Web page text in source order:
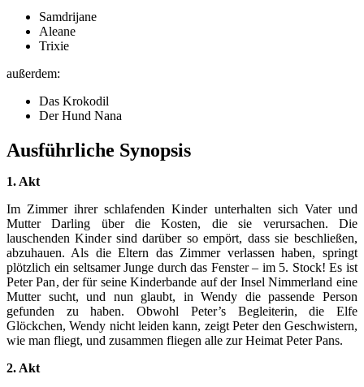
Samdrijane
Aleane
Trixie
außerdem:
Das Krokodil
Der Hund Nana
Ausführliche Synopsis
1. Akt
Im Zimmer ihrer schlafenden Kinder unterhalten sich Vater und
Mutter Darling über die Kosten, die sie verursachen. Die
lauschenden Kinder sind darüber so empört, dass sie beschließen,
abzuhauen. Als die Eltern das Zimmer verlassen haben, springt
plötzlich ein seltsamer Junge durch das Fenster – im 5. Stock! Es ist
Peter Pan, der für seine Kinderbande auf der Insel Nimmerland eine
Mutter sucht, und nun glaubt, in Wendy die passende Person
gefunden zu haben. Obwohl Peter’s Begleiterin, die Elfe
Glöckchen, Wendy nicht leiden kann, zeigt Peter den Geschwistern,
wie man fliegt, und zusammen fliegen alle zur Heimat Peter Pans.
2. Akt